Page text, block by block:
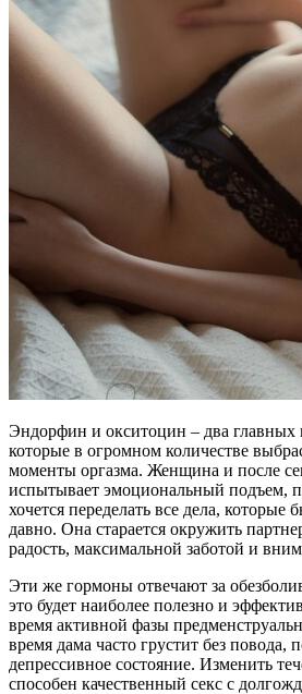
Эндорфин и окситоцин – два главных
которые в огромном количестве
моменты оргазма. Женщина и после
испытывает эмоциональный подъем,
хочется переделать все дела, которые
давно. Она старается окружить
радость, максимальной заботой и
Эти же гормоны отвечают за
это будет наиболее полезно и
время активной фазы
время дама часто грустит без повода,
депрессивное состояние. Изменить
способен качественный секс с